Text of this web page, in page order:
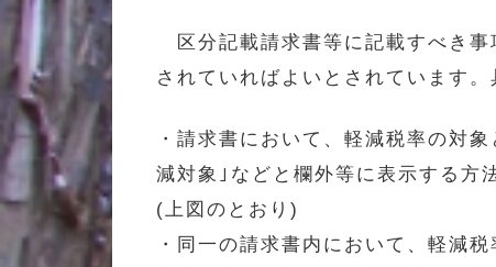
区分記載請求書等に記載すべき事
されていればよいとされています
・請求書において、軽減税率の対
減対象｣などと欄外等に表示する方
(上図のとおり)
・同一の請求書内において、軽減